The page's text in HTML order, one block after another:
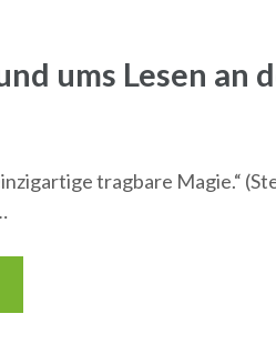
ums Lesen an
tragbare Magie.“